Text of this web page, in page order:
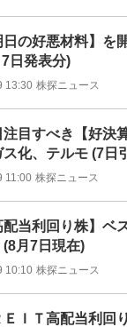
日の好悪材料】を
日発表分)
13:30 株探ニュース
注目すべき【好決
ス化、テルモ (7日
11:00 株探ニュース
配当利回り株】ベ
月7日現在)
10:10 株探ニュース
ＥＩＴ高配当利回